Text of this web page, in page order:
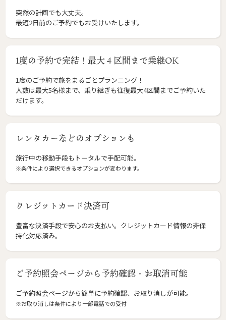
突然の計画でも大丈夫。
最短2日前のご予約でもお受けいたします。
1度の予約で完結！最大４区間まで乗継OK
1度のご予約で旅をまるごとプランニング！
人数は最大5名様まで、乗り継ぎも往復最大4区間までご予約いた
だけます。
レンタカーなどのオプションも
旅行中の移動手段もトータルで手配可能。
※条件により選択できるオプションが変わります。
クレジットカード決済可
豊富な決済手段で安心のお支払い。クレジットカード情報の非保
持化対応済み。
ご予約照会ページから予約確認・お取消可能
ご予約照会ページから簡単に予約確認、お取り消しが可能。
※お取り消しは条件により一部電話での受付